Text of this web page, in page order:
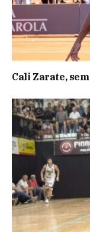
Cali Zarate,